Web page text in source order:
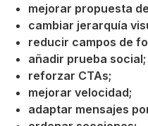
mejorar propuesta
cambiar jerarquía
reducir campos de
añadir prueba social;
reforzar CTAs;
mejorar velocidad;
adaptar mensajes